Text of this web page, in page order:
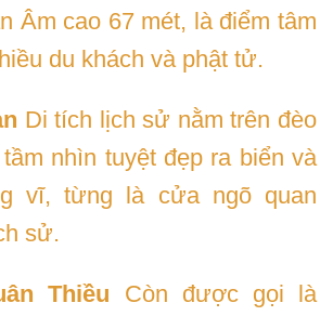
Âm cao 67 mét, là điểm tâm
du khách và phật tử.
Di tích lịch sử nằm trên đèo
nhìn tuyệt đẹp ra biển và
vĩ, từng là cửa ngõ quan
sử.
Thiều Còn được gọi là